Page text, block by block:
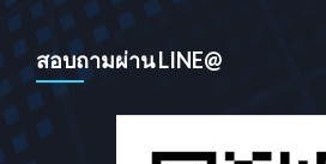
สอบถามผ่าน LINE@